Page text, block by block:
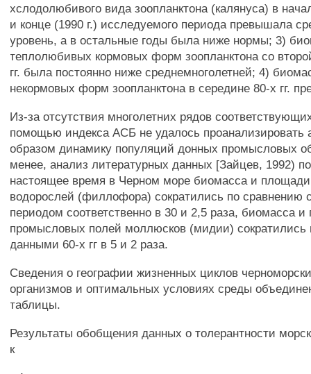
хслодолюбивого вида зоопланктона (калянуса) в
и конце (1990 г.) исследуемого периода превышала
уровень, а в остальные годы была ниже нормы; 3)
теплолюбивых кормовых форм зоопланктона со
гг. была постоянно ниже среднемноголетней; 4)
некормовых форм зоопланктона в середине 80-х гг.
Из-за отсутствия многолетних рядов
помощью индекса АСБ не удалось проанализировать
образом динамику популяций донных промысловых
менее, анализ литературных данных [Зайцев, 1992)
настоящее время в Черном море биомасса и
водорослей (филлофора) сократились по сравнению
периодом соответственно в 30 и 2,5 раза, биомасса
промысловых полей моллюсков (мидии) сократились
данными 60-х гг в 5 и 2 раза.
Сведения о географии жизненных циклов
организмов и оптимальных условиях среды
таблицы.
Результаты обобщения данных о толерантности
к